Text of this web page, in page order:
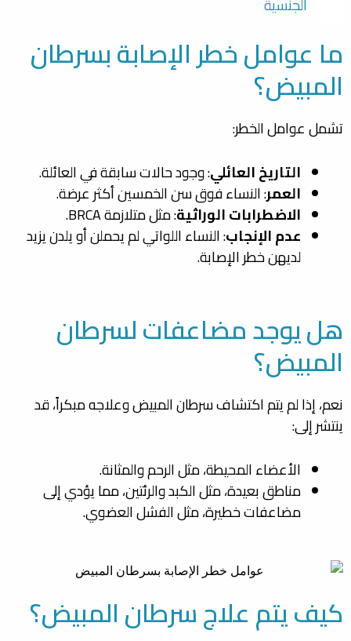
ما عوامل خطر الإصابة بسرطان
المبيض؟
تشمل عوامل الخطر:
التاريخ العائلي: وجود حالات سابقة في العائلة.
العمر: النساء فوق سن الخمسين أكثر عرضة.
الاضطرابات الوراثية: مثل متلازمة BRCA.
عدم الإنجاب: النساء اللواتي لم يحملن أو يلدن يزيد
لديهن خطر الإصابة.
هل يوجد مضاعفات لسرطان
المبيض؟
نعم، إذا لم يتم اكتشاف سرطان المبيض وعلاجه مبكراً، قد
ينتشر إلى:
الأعضاء المحيطة، مثل الرحم والمثانة.
مناطق بعيدة، مثل الكبد والرئتين، مما يؤدي إلى
مضاعفات خطيرة، مثل الفشل العضوي.
كيف يتم علاج سرطان المبيض؟